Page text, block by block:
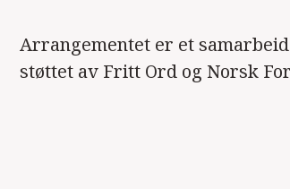
Arrangementet er et
støttet av Fritt Ord og Norsk